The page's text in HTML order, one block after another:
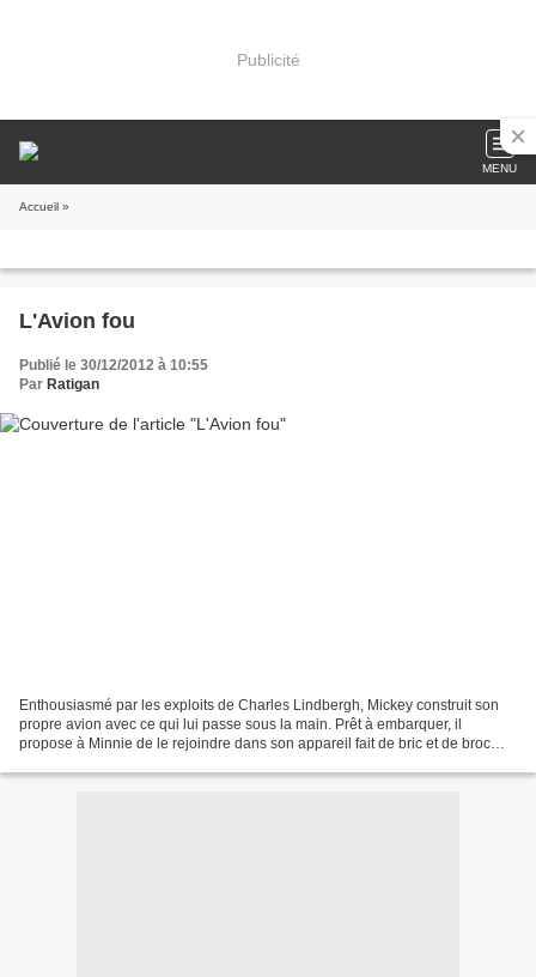
Publicité
MENU
Accueil »
L'Avion fou
Publié le 30/12/2012 à 10:55
Par Ratigan
Enthousiasmé par les exploits de Charles Lindbergh, Mickey construit son
propre avion avec ce qui lui passe sous la main. Prêt à embarquer, il
propose à Minnie de le rejoindre dans son appareil fait de bric et de broc